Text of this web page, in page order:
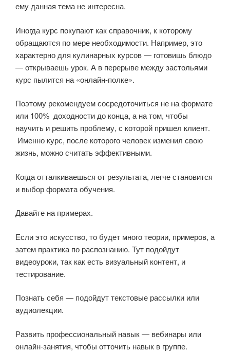
ему данная тема не интересна.
Иногда курс покупают как справочник, к которому
обращаются по мере необходимости. Например, это
характерно для кулинарных курсов — готовишь блюдо
— открываешь урок. А в перерыве между застольями
курс пылится на «онлайн-полке».
Поэтому рекомендуем сосредоточиться не на формате
или 100% доходности до конца, а на том, чтобы
научить и решить проблему, с которой пришел клиент.
Именно курс, после которого человек изменил свою
жизнь, можно считать эффективными.
Когда отталкиваешься от результата, легче становится
и выбор формата обучения.
Давайте на примерах.
Если это искусство, то будет много теории, примеров, а
затем практика по распознанию. Тут подойдут
видеоуроки, так как есть визуальный контент, и
тестирование.
Познать себя — подойдут текстовые рассылки или
аудиолекции.
Развить профессиональный навык — вебинары или
онлайн-занятия, чтобы отточить навык в группе.